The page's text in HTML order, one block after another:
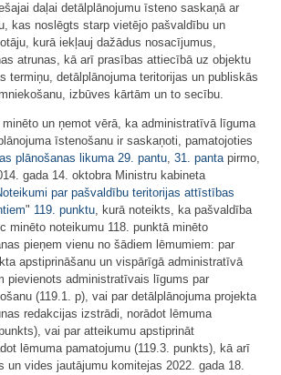
daļai detālplānojumu īsteno saskaņā ar
kas noslēgts starp vietējo pašvaldību un
kurā iekļauj dažādus nosacījumus,
atrunas, kā arī prasības attiecībā uz objektu
termiņu, detālplānojuma teritorijas un publiskās
izbūves kārtām un to secību.
minēto un ņemot vērā, ka administratīvā līguma
īstenošanu ir saskaņoti, pamatojoties
plānošanas likuma 29. pantu, 31. pantapirmo,
gada 14. oktobra Ministru kabineta
par pašvaldību teritorijas attīstības
" 119. punktu, kurā noteikts, ka pašvaldība
minēto noteikumu 118. punktā minēto
pieņem vienu no šādiem lēmumiem: par
apstiprināšanu un vispārīgā administratīvā
pievienots administratīvais līgums par
(119.1. p), vai par detālplānojuma projekta
redakcijas izstrādi, norādot lēmuma
vai par atteikumu apstiprināt
lēmuma pamatojumu (119.3. punkts), kā arī
un vides jautājumu komitejas 2022. gada 18.